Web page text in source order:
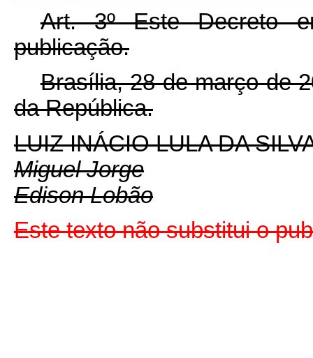
Art. 3º Este Decreto
publicação.
Brasília, 28 de março de
da República.
LUIZ INÁCIO LULA DA
Miguel Jorge
Edison Lobão
Este texto não substitui o